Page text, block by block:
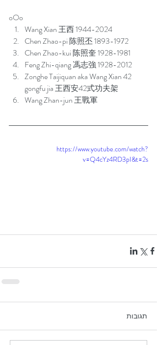
oOo
Wang Xian 王西 1944-2024
Chen Zhao-pi 陈照丕 1893-1972
Chen Zhao-kui 陈照奎 1928-1981
Feng Zhi-qiang 馮志強 1928-2012
Zonghe Taijiquan aka Wang Xian 42
gongfu jia 王西安42式功夫架
Wang Zhan-jun 王戰軍
https://www.youtube.com/watch?
v=Q4cYz4RD3pI&t=2s
תגובות